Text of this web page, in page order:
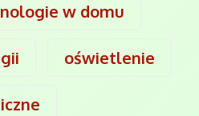
w domu
oświetlenie